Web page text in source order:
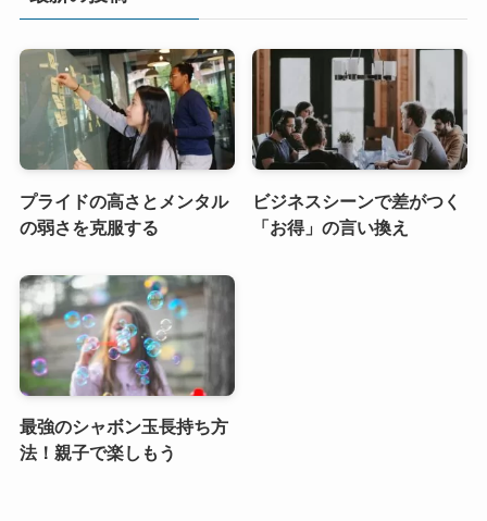
プライドの高さとメンタル
の弱さを克服する
ビジネスシーンで差がつく
「お得」の言い換え
最強のシャボン玉長持ち方
法！親子で楽しもう